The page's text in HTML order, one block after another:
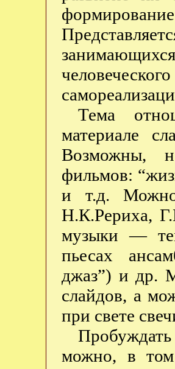
Тема
материале
Возможны,
фильмов:
и т.д. Можно
Н.К.Рериха,
музыки —
пьесах
джаз”) и др.
слайдов, а
при свете
можно, в том